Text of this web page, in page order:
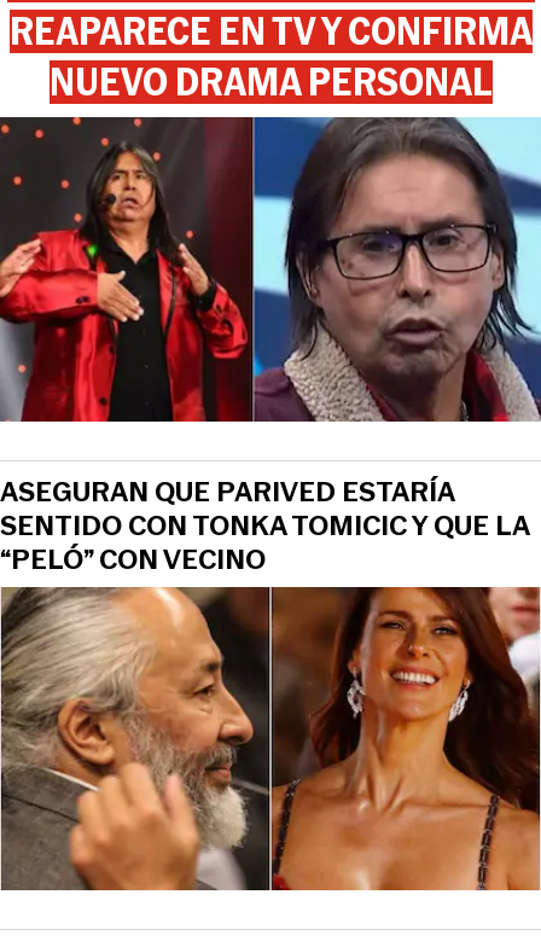
REAPARECE EN TV Y CONFIRMA
NUEVO DRAMA PERSONAL
ASEGURAN QUE PARIVED ESTARÍA
SENTIDO CON TONKA TOMICIC Y QUE LA
“PELÓ” CON VECINO